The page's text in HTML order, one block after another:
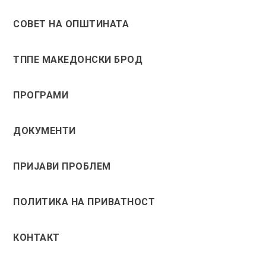
СОВЕТ НА ОПШТИНАТА
ТППЕ МАКЕДОНСКИ БРОД
ПРОГРАМИ
ДОКУМЕНТИ
ПРИЈАВИ ПРОБЛЕМ
ПОЛИТИКА НА ПРИВАТНОСТ
КОНТАКТ